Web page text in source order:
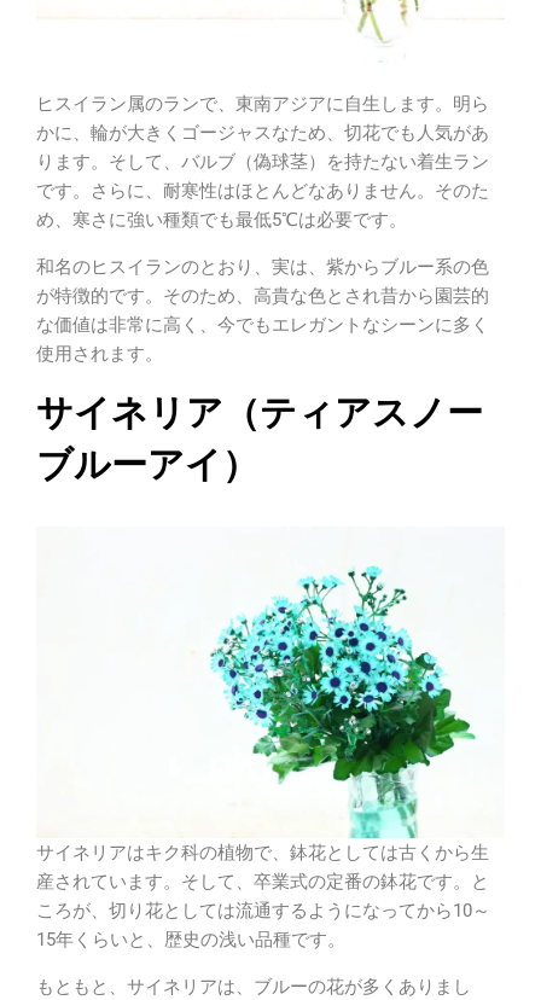
ヒスイラン属のランで、東南アジアに自生します。明ら
かに、輪が大きくゴージャスなため、切花でも人気があ
ります。そして、バルブ（偽球茎）を持たない着生ラン
です。さらに、耐寒性はほとんどなありません。そのた
め、寒さに強い種類でも最低5℃は必要です。
和名のヒスイランのとおり、実は、紫からブルー系の色
が特徴的です。そのため、高貴な色とされ昔から園芸的
な価値は非常に高く、今でもエレガントなシーンに多く
使用されます。
サイネリア（ティアスノー
ブルーアイ）
サイネリアはキク科の植物で、鉢花としては古くから生
産されています。そして、卒業式の定番の鉢花です。と
ころが、切り花としては流通するようになってから10～
15年くらいと、歴史の浅い品種です。
もともと、サイネリアは、ブルーの花が多くありまし